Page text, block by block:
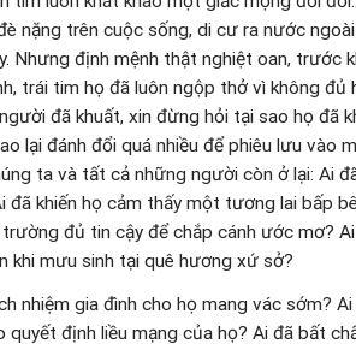
quốc, nơi không còn ô nhiễm và
không ngừng dấn thân trong trách
hầu đoan chắc rằng, thảm kịch của ngày
Cường
Thanh Hóa
trình Lễ Kính Đức Mẹ Sầu Bi tại Giáo xứ
về thảm kịch 39 nạn nhân Việt Nam tại
ước Montreal là gương mẫu cho việc
lễ cầu cho các đẳng linh hồn: Chúa